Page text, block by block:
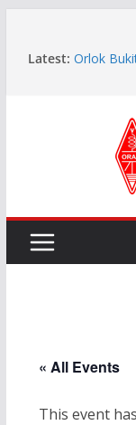
Latest: Orlok
dan
Aftiyedi
Lokal
Ketua
Pererat
Audiensi
« All Events
This event